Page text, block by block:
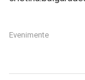
Evenimente